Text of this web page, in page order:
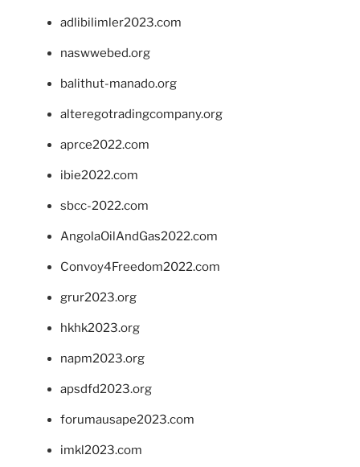
adlibilimler2023.com
naswwebed.org
balithut-manado.org
alteregotradingcompany.org
aprce2022.com
ibie2022.com
sbcc-2022.com
AngolaOilAndGas2022.com
Convoy4Freedom2022.com
grur2023.org
hkhk2023.org
napm2023.org
apsdfd2023.org
forumausape2023.com
imkl2023.com